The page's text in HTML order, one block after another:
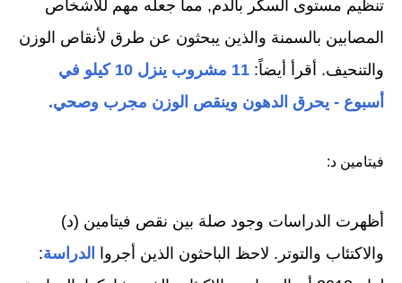
تنظيم مستوى السكر بالدم, مما جعله مهم للأشخاص
المصابين بالسمنة والذين يبحثون عن طرق لأنقاص الوزن
والتنحيف. أقرأ أيضاً:
11 مشروب ينزل 10 كيلو في
أسبوع - يحرق الدهون وينقص الوزن مجرب وصحي.
فيتامين د:
أظهرت الدراسات وجود صلة بين نقص فيتامين (د)
والاكتئاب والتوتر. لاحظ الباحثون الذين أجروا
الدراسة: